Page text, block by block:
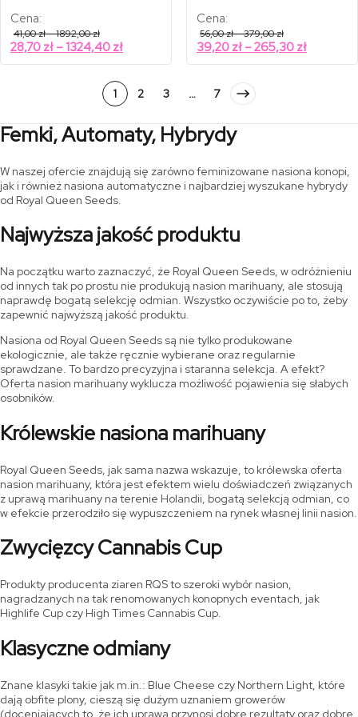
Cena:
41,00zł–1892,00złZakres
cen:
od
41,00 zł
1892,00 zł
28,70 zł – 1324,40 złZakres
cen:
28,70 zł
do
Cena:
56,00zł–379,00złZakres
cen:
od
56,00 zł
39,20 zł –265,30 złZakres
cen:
1 2 3 … 7
Femki, Automaty, Hybrydy
W naszej ofercie znajdują się zarówno feminizowane nasiona konopi,
jak i również nasiona automatyczne i najbardziej wyszukane hybrydy
od Royal Queen Seeds.
Najwyższa jakość produktu
Na początku warto zaznaczyć, że Royal Queen Seeds, w odróżnieniu
od innych tak po prostu nie produkują nasion marihuany, ale stosują
naprawdę bogatą selekcję odmian. Wszystko oczywiście po to, żeby
zapewnić najwyższą jakość produktu.
Nasiona od Royal Queen Seeds są nie tylko produkowane
ekologicznie, ale także ręcznie wybierane oraz regularnie
sprawdzane. To bardzo precyzyjna i staranna selekcja. A efekt?
Oferta nasion marihuany wyklucza możliwość pojawienia się słabych
osobników.
Królewskie nasiona marihuany
Royal Queen Seeds, jak sama nazwa wskazuje, to królewska oferta
nasion marihuany, która jest efektem wielu doświadczeń związanych
z uprawą marihuany na terenie Holandii, bogatą selekcją odmian, co
w efekcie przerodziło się wypuszczeniem na rynek własnej linii nasion.
Zwycięzcy Cannabis Cup
Produkty producenta ziaren RQS to szeroki wybór nasion,
nagradzanych na tak renomowanych konopnych eventach, jak
Highlife Cup czy High Times Cannabis Cup.
Klasyczne odmiany
Znane klasyki takie jak m.in.: Blue Cheese czy Northern Light, które
dają obfite plony, cieszą się dużym uznaniem growerów
(doceniających to, że ich uprawa przynosi dobre rezultaty oraz dobre